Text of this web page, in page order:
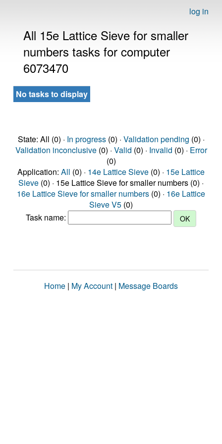
log in
All 15e Lattice Sieve for smaller
numbers tasks for computer
6073470
No tasks to display
State: All (0) · In progress(0) · Validation pending (0) ·
Validation inconclusive(0) · Valid (0) · Invalid (0) · Error
(0)
Application: All (0) · 14e Lattice Sieve (0) · 15e Lattice
Sieve (0) · 15e Lattice Sieve for smaller numbers (0) ·
16e Lattice Sieve for smaller numbers (0) · 16e Lattice
Sieve V5 (0)
Task name:
Home | My Account | Message Boards